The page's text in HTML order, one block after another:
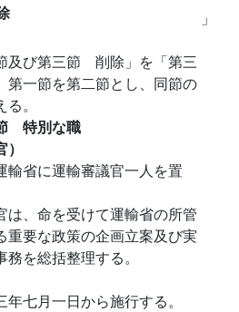
」
及び第三節 削除」を「第三
一節を第二節とし、同節の
。
特別な職
輸省に運輸審議官一人を置
は、命を受けて運輸省の所管
重要な政策の企画立案及び実
を総括整理する。
七月一日から施行する。